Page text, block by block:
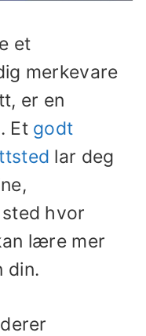
et
merkevare
er en
Et godt
lar deg
hvor
lære mer
din.